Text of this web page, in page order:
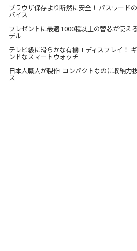
ブラウザ保存より断然に安全！ パスワード
バイス
プレゼントに最適 1000種以上の替芯が使え
デル
テレビ級に滑らかな有機ELディスプレイ！
ンドなスマートウォッチ
日本人職人が製作! コンパクトなのに収納力
ス